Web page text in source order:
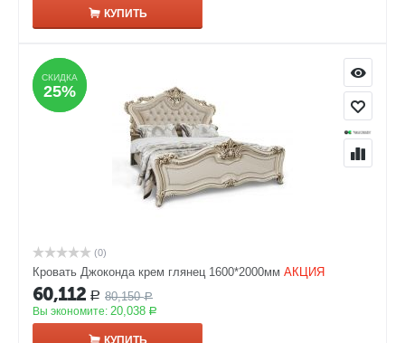
КУПИТЬ
СКИДКА
25%
СКИДКА
25%
(0)
Кровать Джоконда крем глянец 1600*2000мм АКЦИЯ
60,112 Р 80,150 Р
Вы экономите: 20,038 Р
КУПИТЬ